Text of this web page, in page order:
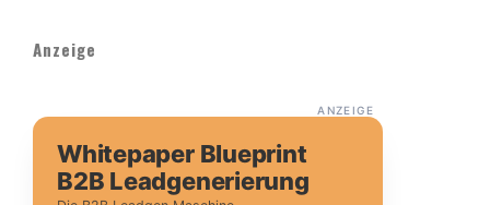
Anzeige